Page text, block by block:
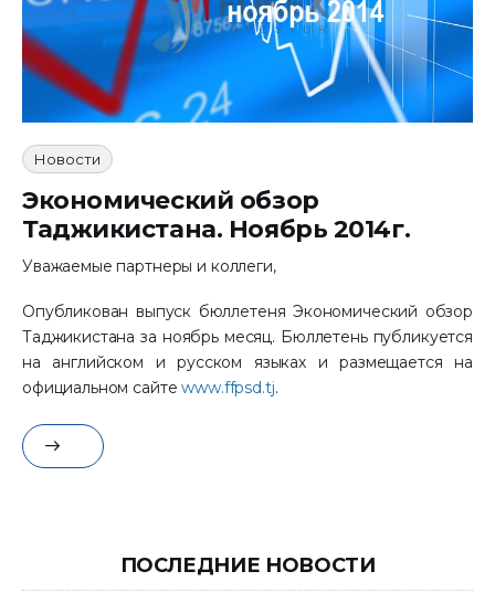
Новости
Экономический обзор
Таджикистана. Ноябрь 2014г.
Уважаемые партнеры и коллеги,
Опубликован выпуск бюллетеня Экономический обзор
Таджикистана за ноябрь месяц. Бюллетень публикуется
на английском и русском языках и размещается на
официальном сайтеwww.ffpsd.tj.
ПОСЛЕДНИЕ НОВОСТИ